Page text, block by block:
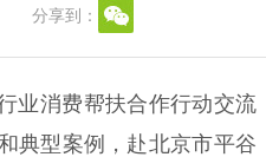
分享到：
业消费帮扶合作行动交流
典型案例，赴北京市平谷